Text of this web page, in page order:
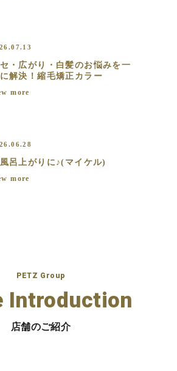
・広がり・白髪のお悩みを一
解決！縮毛矯正カラー
more
呂上がりに♪(マイケル)
more
PETZ Group
Introduction
店舗のご紹介